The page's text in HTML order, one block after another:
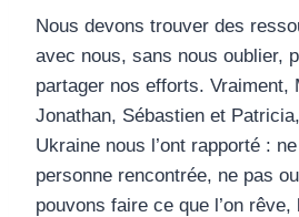
Nous devons trouver des
avec nous, sans nous oublier,
partager nos efforts. Vraiment,
Jonathan, Sébastien et
Ukraine nous l’ont rapporté :
personne rencontrée, ne pas
pouvons faire ce que l’on rêve,